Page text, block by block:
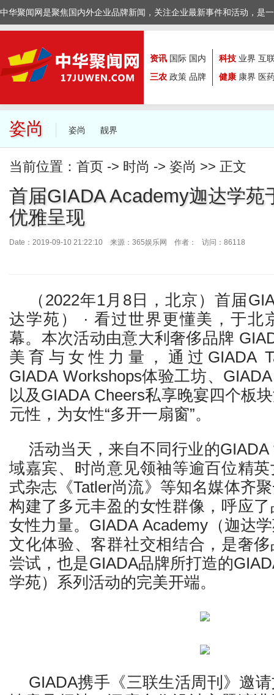
中华聚闻网是聚焦国内外企业品牌新闻，关注企业最新事件和活动，是
资讯 国际 国内
三农 政策 品牌
科技 业界 互
健康 康界 医
姿尚 姿尚 靓界
当前位置： 首页 -> 时尚 -> 姿尚 >> 正文
首届GIADA Academy迦达学苑
优雅呈现
Date：2019-09-10 21:22:10 来源： 365娱乐网 作者： 访问：86118
（2022年1月8日，北京）首届
达学苑） · 看过世界更懂美，于北
幕。本次活动由意大利奢侈品牌
美育与女性力量，通过GIADA
GIADA Workshops体验工坊、
以及GIADA Cheers私享晚宴四个板
元性，为女性“多开一扇窗”。
活动当天，来自不同行业的
域嘉宾、时尚意见领袖等逾百位精
式杂志《Tatler尚流》等知名媒体齐
构建了多元丰盈的女性群像，呼应
女性力量。GIADA Academy（迦达
文化体验、客群社交相结合，是奢
尝试，也是GIADA品牌所打造的
学苑）系列活动的完美开端。
GIADA携手《三联生活周刊》邀